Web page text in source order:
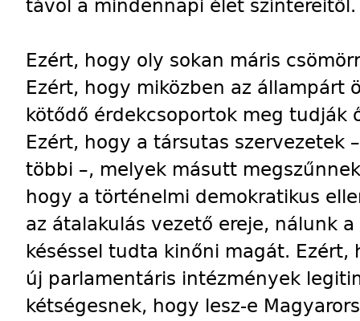
távol a mindennapi élet színtereitől.
Ezért, hogy oly sokan máris
Ezért, hogy miközben az állampárt
kötődő érdekcsoportok meg tudják
Ezért, hogy a társutas szervezetek
többi –, melyek másutt
hogy a történelmi demokratikus
az átalakulás vezető ereje, nálunk
késéssel tudta kinőni magát.
új parlamentáris intézmények
kétségesnek, hogy lesz-e